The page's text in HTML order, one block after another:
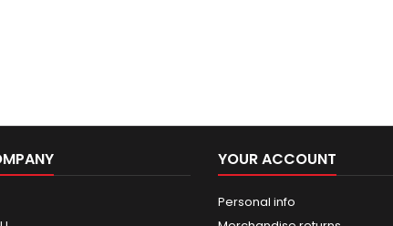
YOUR ACCOUNT
Personal info